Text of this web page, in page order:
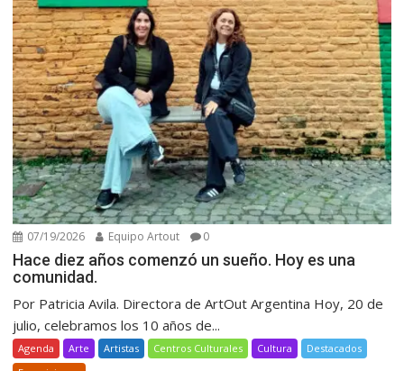
07/19/2026 Equipo Artout 0
Hace diez años comenzó un sueño. Hoy es una
comunidad.
Por Patricia Avila. Directora de ArtOut Argentina Hoy, 20 de
julio, celebramos los 10 años de...
Agenda Arte Artistas Centros Culturales Cultura
Destacados